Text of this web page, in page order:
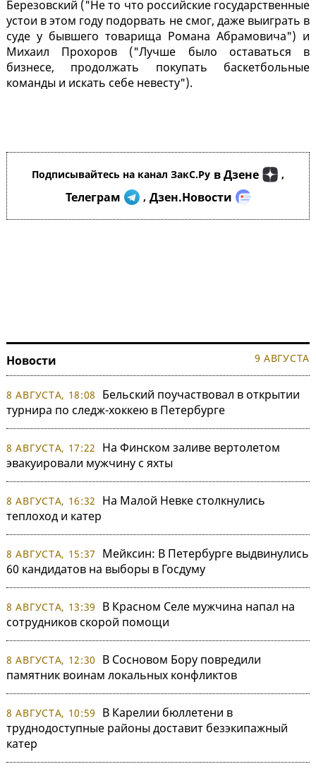
Березовский ("Не то что российские государственные
устои в этом году подорвать не смог, даже выиграть в
суде у бывшего товарища Романа Абрамовича") и
Михаил Прохоров ("Лучше было оставаться в
бизнесе, продолжать покупать баскетбольные
команды и искать себе невесту").
Подписывайтесь на канал ЗакС.Ру в Дзене ,
Телеграм , Дзен.Новости
Новости 9 АВГУСТА
8 АВГУСТА, 18:08
Бельский поучаствовал в открытии
турнира по следж-хоккею в Петербурге
8 АВГУСТА, 17:22
На Финском заливе вертолетом
эвакуировали мужчину с яхты
8 АВГУСТА, 16:32
На Малой Невке столкнулись
теплоход и катер
8 АВГУСТА, 15:37
Мейксин: В Петербурге выдвинулись
60 кандидатов на выборы в Госдуму
8 АВГУСТА, 13:39
В Красном Селе мужчина напал на
сотрудников скорой помощи
8 АВГУСТА, 12:30
В Сосновом Бору повредили
памятник воинам локальных конфликтов
8 АВГУСТА, 10:59
В Карелии бюллетени в
труднодоступные районы доставит безэкипажный
катер